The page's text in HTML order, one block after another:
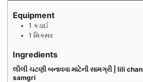
Equipment
1 કડાઈ
1 મિક્સર
Ingredients
લીલી ચટણી બનાવવા માટેની સામગ્રી | lili
samgri